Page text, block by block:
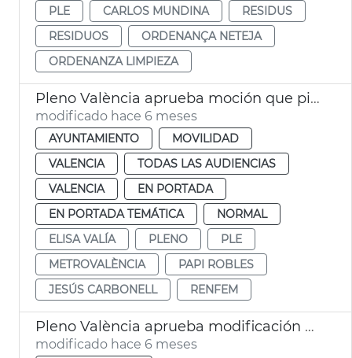
PLE
CARLOS MUNDINA
RESIDUS
RESIDUOS
ORDENANÇA NETEJA
ORDENANZA LIMPIEZA
Pleno València aprueba moción que pide mejoras en Renfe y Metrovalència
modificado hace 6 meses
AYUNTAMIENTO
MOVILIDAD
VALENCIA
TODAS LAS AUDIENCIAS
VALENCIA
EN PORTADA
EN PORTADA TEMÁTICA
NORMAL
ELISA VALÍA
PLENO
PLE
METROVALÈNCIA
PAPI ROBLES
JESÚS CARBONELL
RENFEM
Pleno València aprueba modificación ordenanza tasa recogida residuos
modificado hace 6 meses